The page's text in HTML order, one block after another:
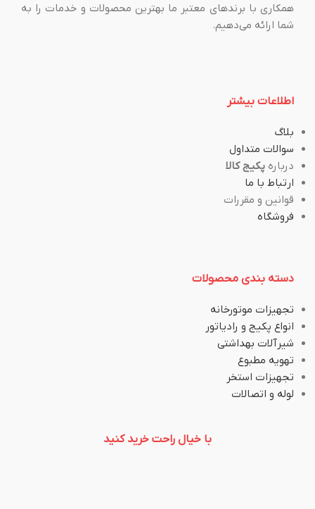
همکاری با برندهای معتبر ما بهترین محصولات و خدمات را به
شما ارائه می‌دهیم.
اطلاعات بیشتر
بلاگ
سوالات متداول
درباره پکیج کالا
ارتباط با ما
قوانین و مقررات
فروشگاه
دسته بندی محصولات
تجهیزات موتورخانه
انواع پکیج و رادیاتور
شیرآلات بهداشتی
تهویه مطبوع
تجهیزات استخر
لوله و اتصالات
با خیال راحت خرید کنید